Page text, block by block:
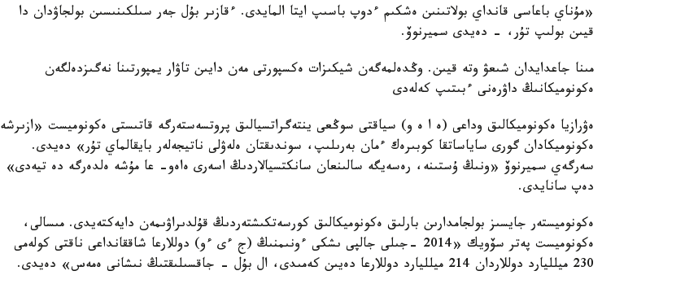
«مۇناي باعاسى قانداي بولاتىنىن ەشكىم ءدوپ باسىپ ايتا المايدى. ءقازىر بۇل جەر سىلكىنىسىن بولجاۋدان دا
قيىن بولىپ تۇر، - دەيدى سميرنوۆ.
مىنا جاعدايدان شىعۋ وتە قيىن. وڭدەلمەگەن شيكىزات ەكسپورتى مەن دايىن تاۋار يمپورتىنا نەگىزدەلگەن
ەكونوميكانىڭ داۋرەنى ءبىتىپ كەلەدى
ەۋرازيا ەكونوميكالىق وداعى (ە ا ە و) سياقتى سوڭعى ينتەگراتسيالىق پروتسەستەرگە قاتىستى ەكونوميست «ازىرشە
ەكونوميكادان گورى ساياساتقا كوبىرەك ءمان بەرىلىپ، سوندىقتان ەلەۋلى ناتيجەلەر بايقالماي تۇر» دەيدى.
سەرگەي سميرنوۆ «ونىڭ ۇستىنە، رەسەيگە سالىنعان سانكتسيالاردىڭ اسەرى ەاەو- عا مۇشە ەلدەرگە دە تيەدى»
دەپ سانايدى.
ەكونوميستەر جايسىز بولجامدارىن بارلىق ەكونوميكالىق كورسەتكىشتەردىڭ قۇلدىراۋىمەن دايەكتەيدى. مىسالى،
ەكونوميست پەتر سۆويك «2014 -جىلى جالپى ىشكى ءونىمنىڭ (ج ءى ءو) دوللارعا شاققانداعى ناقتى كولەمى
230 ميلليارد دوللاردان 214 ميلليارد دوللارعا دەيىن كەمىدى، ال بۇل - جاقسىلىقتىڭ نىشانى ەمەس» دەيدى.